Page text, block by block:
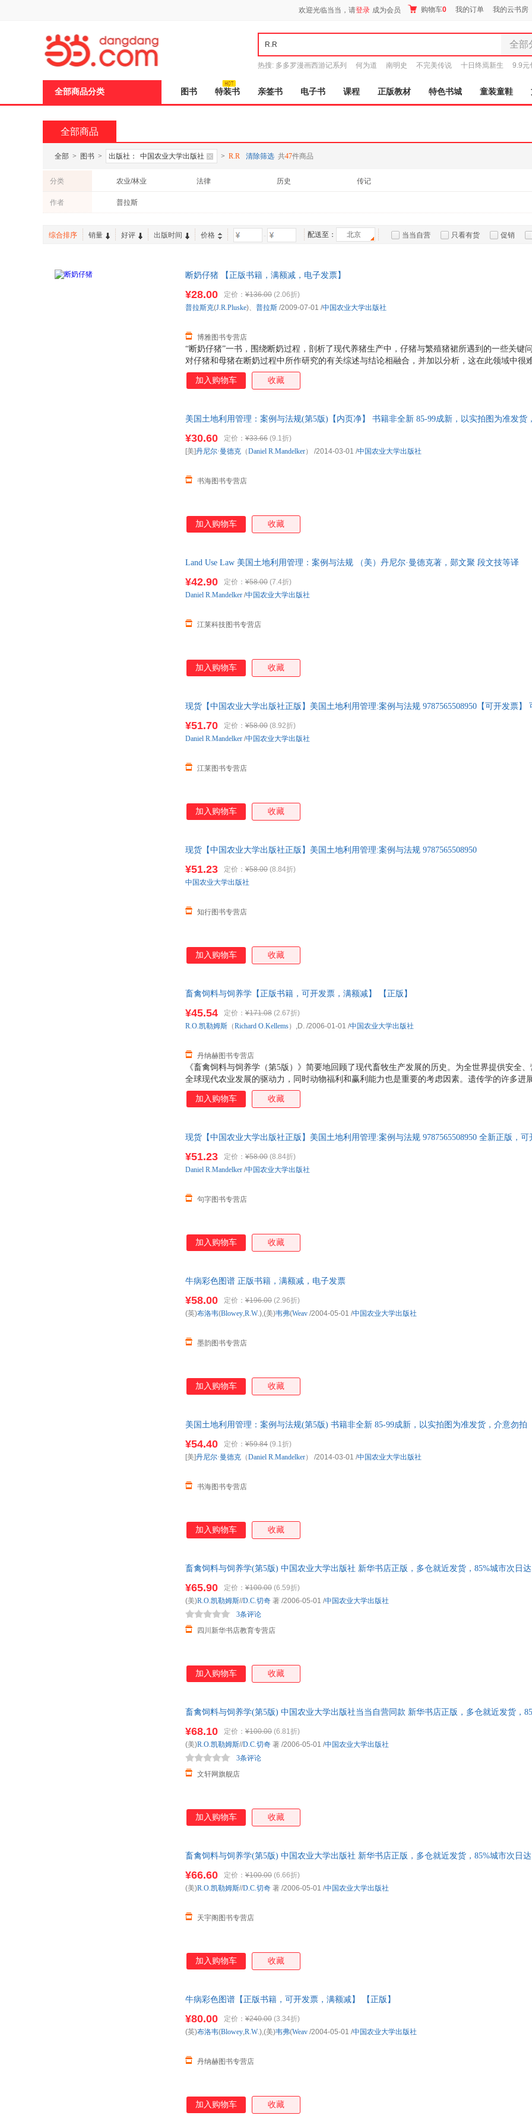
欢迎光临当当，请登录 成为会员 购物车0 我的订单 我的云书房
全部
全部
图书
电子书
家具
手机
数码
热搜: 多多罗漫画西游记系列 何为道 南明史 不完美传说 十日终焉新生 9.9元
全部商品分类 图书 特装书 亲签书 电子书 课程 正版教材 特色书城 童装童鞋
全部商品
全部 > 图书 > 出版社： 中国农业大学出版社 > R.R 清除筛选 共47件商品
分类 农业/林业 法律 历史 传记
作者 普拉斯
综合排序 销量 好评 出版时间 价格 - 配送至： 北京 当当自营 只看有货 促销
断奶仔猪 【正版书籍，满额减，电子发票】
“断奶仔猪”一书，围绕断奶过程，剖析了现代养猪生产中，仔猪与繁殖猪裙所遇到的一些关键
对仔猪和母猪在断奶过程中所作研究的有关综述与结论相融合，并加以分析，这在此领域中很
围绕断奶过程所涉及的问题 如断奶仔猪的生长 断奶前的营养管理 与断奶有关的行为变化与适
小肠完整性的调节 断奶后的肠道微生物及腹泻病变等。《断奶仔猪》各章节都由来自世界范围
¥28.00 定价： ¥136.00 (2.06折)
博雅图书专营店
普拉斯克(J.R.Pluske)、 普拉斯 /2009-07-01 /中国农业大学出版社
加入购物车 收藏
美国土地利用管理：案例与法规(第5版)【内页净】 书籍非全新 85-99成新，以实拍图为准发货
¥30.60 定价： ¥33.66 (9.1折)
书海图书专营店
[美]丹尼尔·曼德克 （Daniel R.Mandelker） /2014-03-01 /中国农业大学出版社
加入购物车 收藏
Land Use Law 美国土地利用管理：案例与法规 （美）丹尼尔·曼德克著，郧文聚 段文技等译
¥42.90 定价： ¥58.00 (7.4折)
江莱科技图书专营店
Daniel R.Mandelker /中国农业大学出版社
加入购物车 收藏
现货【中国农业大学出版社正版】美国土地利用管理:案例与法规 9787565508950【可开发票】
¥51.70 定价： ¥58.00 (8.92折)
江莱图书专营店
Daniel R.Mandelker /中国农业大学出版社
加入购物车 收藏
现货【中国农业大学出版社正版】美国土地利用管理:案例与法规 9787565508950
¥51.23 定价： ¥58.00 (8.84折)
知行图书专营店
中国农业大学出版社
加入购物车 收藏
畜禽饲料与饲养学【正版书籍，可开发票，满额减】 【正版】
《畜禽饲料与饲养学（第5版）》简要地回顾了现代畜牧生产发展的历史。为全世界提供安全
全球现代农业发展的驱动力，同时动物福利和赢利能力也是重要的考虑因素。遗传学的许多进
发展以及对环境的关注，已经对畜禽生产者产生了冲击。更好地理解畜禽饲养和管理对畜牧生
已变得越来越重要。《畜禽饲料与饲养学（第5版）》将为读者提供有关动物营养学、畜牧生产
¥45.54 定价： ¥171.08 (2.67折)
丹纳赫图书专营店
R.O.凯勒姆斯 （Richard O.Kellems）,D. /2006-01-01 /中国农业大学出版社
加入购物车 收藏
现货【中国农业大学出版社正版】美国土地利用管理:案例与法规 9787565508950 全新正版，可
¥51.23 定价： ¥58.00 (8.84折)
句字图书专营店
Daniel R.Mandelker /中国农业大学出版社
加入购物车 收藏
牛病彩色图谱 正版书籍，满额减，电子发票
¥58.00 定价： ¥196.00 (2.96折)
墨韵图书专营店
(英)布洛韦(Blowey,R.W.),(美)韦弗(Weav /2004-05-01 /中国农业大学出版社
加入购物车 收藏
美国土地利用管理：案例与法规(第5版) 书籍非全新 85-99成新，以实拍图为准发货，介意勿拍
¥54.40 定价： ¥59.84 (9.1折)
书海图书专营店
[美]丹尼尔·曼德克 （Daniel R.Mandelker） /2014-03-01 /中国农业大学出版社
加入购物车 收藏
畜禽饲料与饲养学(第5版) 中国农业大学出版社 新华书店正版，多仓就近发货，85%城市次日
¥65.90 定价： ¥100.00 (6.59折)
四川新华书店教育专营店
3条评论
(美)R.O.凯勒姆斯//D.C.切奇 著 /2006-05-01 /中国农业大学出版社
加入购物车 收藏
畜禽饲料与饲养学(第5版) 中国农业大学出版社当当自营同款 新华书店正版，多仓就近发货，
¥68.10 定价： ¥100.00 (6.81折)
文轩网旗舰店
3条评论
(美)R.O.凯勒姆斯//D.C.切奇 著 /2006-05-01 /中国农业大学出版社
加入购物车 收藏
畜禽饲料与饲养学(第5版) 中国农业大学出版社 新华书店正版，多仓就近发货，85%城市次日
¥66.60 定价： ¥100.00 (6.66折)
天宇阁图书专营店
(美)R.O.凯勒姆斯//D.C.切奇 著 /2006-05-01 /中国农业大学出版社
加入购物车 收藏
牛病彩色图谱【正版书籍，可开发票，满额减】 【正版】
¥80.00 定价： ¥240.00 (3.34折)
丹纳赫图书专营店
(英)布洛韦(Blowey,R.W.),(美)韦弗(Weav /2004-05-01 /中国农业大学出版社
加入购物车 收藏
页